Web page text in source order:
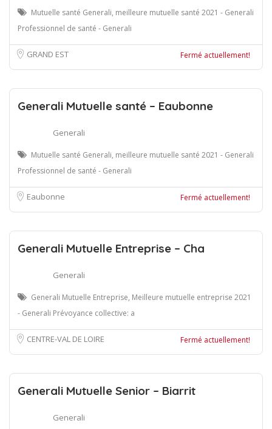
Mutuelle santé Generali, meilleure mutuelle santé 2021 - Generali
Professionnel de santé - Generali
GRAND EST Fermé actuellement!
Generali Mutuelle santé – Eaubonne
Generali
Mutuelle santé Generali, meilleure mutuelle santé 2021 - Generali
Professionnel de santé - Generali
Eaubonne Fermé actuellement!
Generali Mutuelle Entreprise – Cha
Generali
Generali Mutuelle Entreprise, Meilleure mutuelle entreprise 2021
- Generali Prévoyance collective: a
CENTRE-VAL DE LOIRE Fermé actuellement!
Generali Mutuelle Senior – Biarrit
Generali